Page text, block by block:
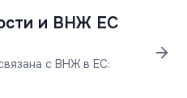
и ВНЖ ЕС
с ВНЖ в ЕС: